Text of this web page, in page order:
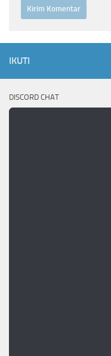
IKUTI
DISCORD CHAT